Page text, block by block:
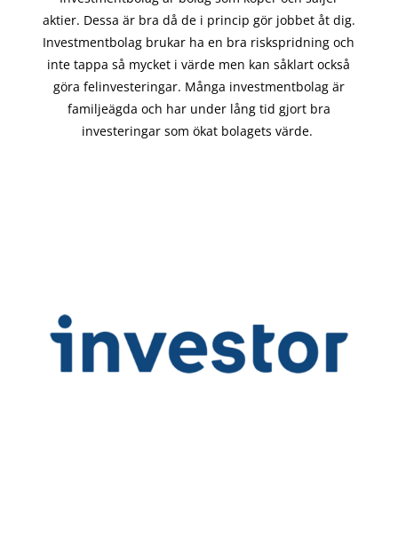
aktier. Dessa är bra då de i princip görjobbet åt dig.
Investmentbolag brukar ha en bra riskspridning och
inte tappa så mycket i värde men kan såklart också
göra felinvesteringar. Många investmentbolag är
familjeägda och har under lång tid gjort bra
investeringar som ökat bolagets värde.